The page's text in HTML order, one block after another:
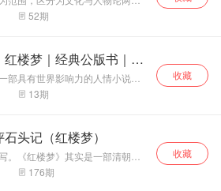
子侄而令周兴嗣所
作。周兴嗣绞尽脑
但当他交稿的时
候，已经两鬓斑
白。 周兴嗣用一千
个不同的汉字，勾
华文化史基本轮
廓，通篇脉络清
晰，辞藻华丽，音
韵谐美，自字引经
据典，读来朗朗上
《红楼梦》。
52期
楼梦｜经典公版书｜四
部具有世界影响力的人情小说、
百科全书、传统文化的集大成
旨谈情，实录其事”自勉，只按自
的艺术成就。“真事隐去，假语存
是令后世读者脑洞大开，揣测之
十世纪以来，《红楼梦》更以其
底蕴和异常出色的艺术成就使学
为研究对象的专门学问——红
13期
收藏
头记（红楼梦）
。《红楼梦》其实是一部清朝的
红楼梦》书上讲得很明白，天上
国玺的化身）下凡，投胎到了大
176期
收藏